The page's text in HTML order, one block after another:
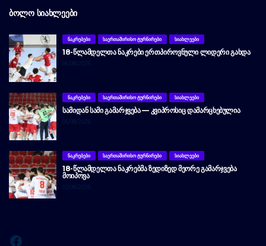
ᲑᲝᲚᲝ ᲡᲘᲐᲮᲚᲔᲔᲑᲘ
ᲜᲐᲙᲠᲔᲑᲔᲑᲘ ᲡᲐᲔᲠᲗᲐᲨᲘᲠᲘᲡᲝ ᲢᲣᲠᲜᲘᲠᲔᲑᲘ ᲡᲘᲐᲮᲚᲔᲔᲑᲘ
18-ᲬᲚᲐᲛᲓᲔᲚᲗᲐ ᲜᲐᲙᲠᲔᲑᲘ ᲔᲠᲗᲞᲘᲠᲝᲕᲜᲣᲚᲘ ᲚᲘᲓᲔᲠᲘ ᲒᲐᲮᲓᲐ
06/08/2026
ᲜᲐᲙᲠᲔᲑᲔᲑᲘ ᲡᲐᲔᲠᲗᲐᲨᲘᲠᲘᲡᲝ ᲢᲣᲠᲜᲘᲠᲔᲑᲘ ᲡᲘᲐᲮᲚᲔᲔᲑᲘ
ᲡᲐᲛᲘᲓᲐᲜ ᲡᲐᲛᲘ ᲒᲐᲛᲐᲠᲯᲕᲔᲑᲐ — ᲙᲕᲘᲞᲠᲝᲡᲘᲪ ᲓᲐᲛᲐᲠᲪᲮᲔᲑᲣᲚᲘᲐ
05/08/2026
ᲜᲐᲙᲠᲔᲑᲔᲑᲘ ᲡᲐᲔᲠᲗᲐᲨᲘᲠᲘᲡᲝ ᲢᲣᲠᲜᲘᲠᲔᲑᲘ ᲡᲘᲐᲮᲚᲔᲔᲑᲘ
18-ᲬᲚᲐᲛᲓᲔᲚᲗᲐ ᲜᲐᲙᲠᲔᲑᲛᲐ ᲖᲔᲓᲘᲖᲔᲓ ᲛᲔᲝᲠᲔ ᲒᲐᲛᲐᲠᲯᲕᲔᲑᲐ
ᲛᲝᲘᲞᲝᲕᲐ
03/08/2026
Facebook